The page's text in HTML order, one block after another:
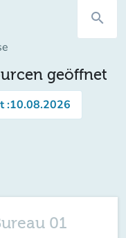
search
geöffnet
:10.08.2026
01